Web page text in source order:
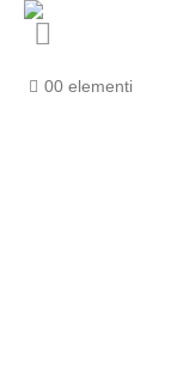
00 elementi